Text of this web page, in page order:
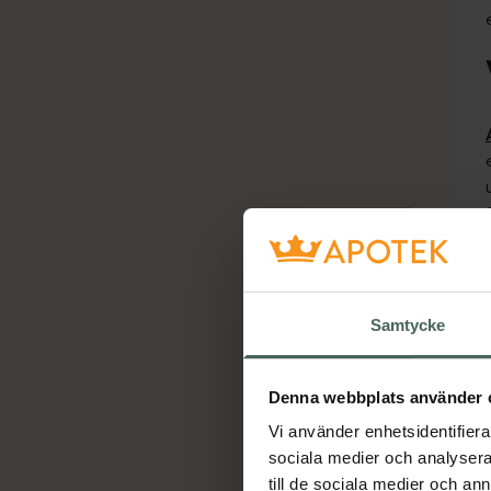
Samtycke
Denna webbplats använder
Vi använder
sociala medier och
till de sociala medier och